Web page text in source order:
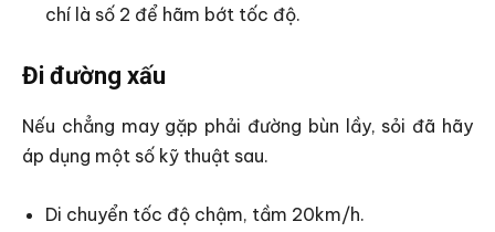
chí là số 2 để hãm bớt tốc độ.
Đi đường xấu
Nếu chẳng may gặp phải đường bùn lầy, sỏi đã hãy
áp dụng một số kỹ thuật sau.
Di chuyển tốc độ chậm, tầm 20km/h.